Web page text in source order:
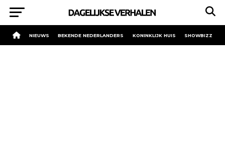
NIEUWS BEKENDE NEDERLANDERS KONINKLIJK HUIS SHOWBIZZ